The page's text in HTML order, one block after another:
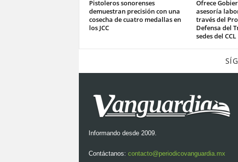
Pistoleros sonorenses
demuestran precisión con una
cosecha de cuatro medallas en
los JCC
Ofrece
asesoría
través del
Defensa del
sedes del CCL
Informando desde 2009.
Contáctanos: contacto@periodicovanguardia.mx